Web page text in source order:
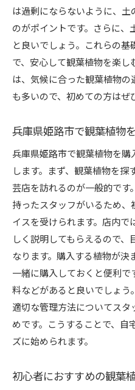
初心者でも安心！観葉
初心者向けの観葉
観葉植物の基本的
初めての観葉植物
ント
観葉植物のトラブ
観葉植物の成長を
初心者でも簡単に
姫路市で訪れたい観葉
姫路市内の人気観
訪れるべき観葉植
ョン
観葉植物ショップ
観葉植物ショップ
姫路市で観葉植物
観葉植物ショップ
プ情報
観葉植物がもたらす心
観葉植物を取り入
は過剰にならないように、
のがポイントです。さらに
と良いでしょう。これらの
で、安心して観葉植物を楽し
は、気候に合った観葉植物
も多いので、初めての方はぜ
兵庫県姫路市で観葉植物
兵庫県姫路市で観葉植物を
します。まず、観葉植物を
芸店を訪れるのが一般的です
持ったスタッフがいるため
イスを受けられます。店内
しく説明してもらえるので、
なります。購入する植物が決
一緒に購入しておくと便利
料などがあると良いでしょ
適切な管理方法についてス
めです。こうすることで、自
ズに始められます。
初心者におすすめの観葉